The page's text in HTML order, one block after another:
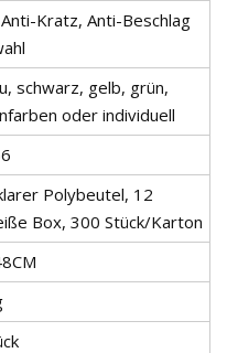
Kratz, Anti-Beschlag
schwarz, gelb, grün,
oder individuell
Polybeutel, 12
Box, 300 Stück/Karton